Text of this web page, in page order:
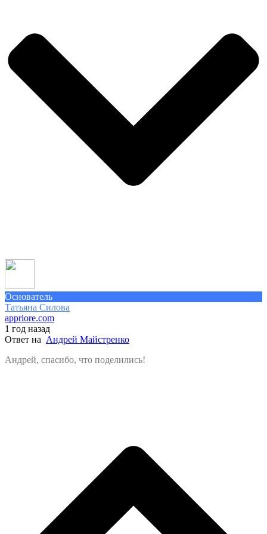
Основатель
Татьяна Силова
appriore.com
1 год назад
Ответ на Андрей Майстренко
Андрей, спасибо, что поделились!